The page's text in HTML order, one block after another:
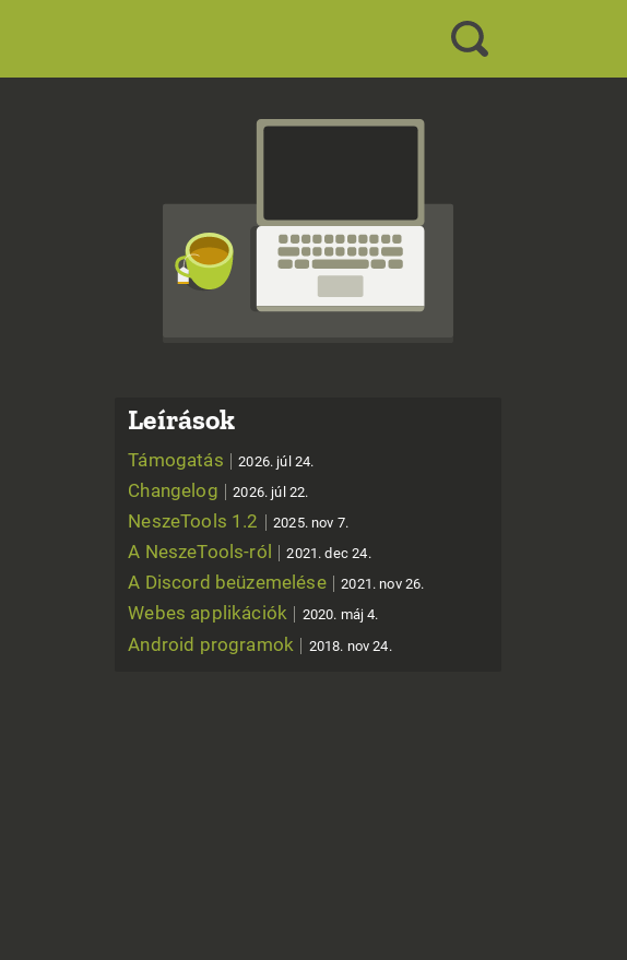
Leírások
Támogatás 2026. júl 24.
Changelog 2026. júl 22.
NeszeTools 1.2 2025. nov 7.
A NeszeTools-ról 2021. dec 24.
A Discord beüzemelése 2021. nov 26.
Webes applikációk 2020. máj 4.
Android programok 2018. nov 24.